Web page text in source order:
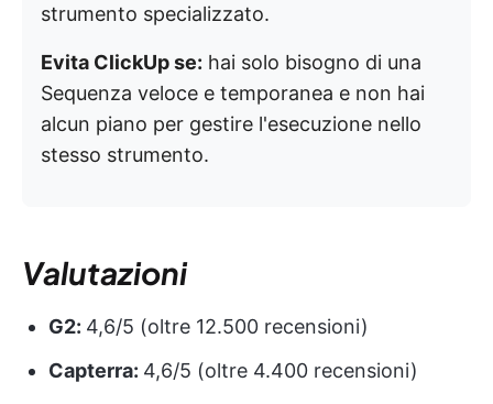
strumento specializzato.
Evita ClickUp se: hai solo bisogno di una
Sequenza veloce e temporanea e non hai
alcun piano per gestire l'esecuzione nello
stesso strumento.
Valutazioni
G2: 4,6/5 (oltre 12.500 recensioni)
Capterra: 4,6/5 (oltre 4.400 recensioni)